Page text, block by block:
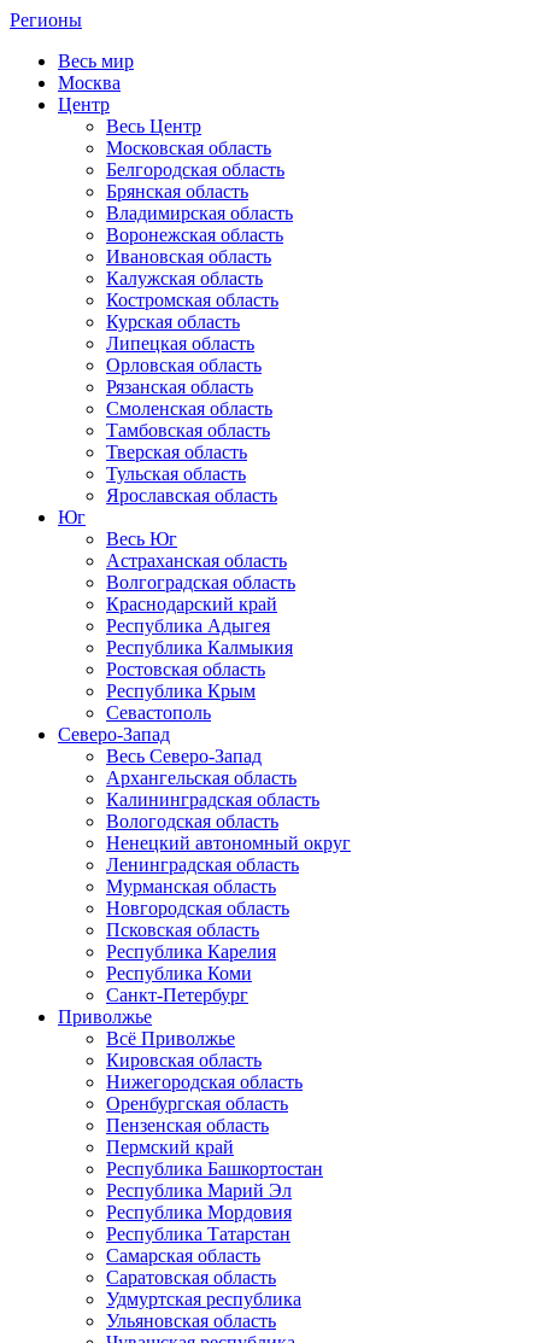
Регионы
Весь мир
Москва
Центр
Весь Центр
Московская область
Белгородская область
Брянская область
Владимирская область
Воронежская область
Ивановская область
Калужская область
Костромская область
Курская область
Липецкая область
Орловская область
Рязанская область
Смоленская область
Тамбовская область
Тверская область
Тульская область
Ярославская область
Юг
Весь Юг
Астраханская область
Волгоградская область
Краснодарский край
Республика Адыгея
Республика Калмыкия
Ростовская область
Республика Крым
Севастополь
Северо-Запад
Весь Северо-Запад
Архангельская область
Калининградская область
Вологодская область
Ненецкий автономный округ
Ленинградская область
Мурманская область
Новгородская область
Псковская область
Республика Карелия
Республика Коми
Санкт-Петербург
Приволжье
Всё Приволжье
Кировская область
Нижегородская область
Оренбургская область
Пензенская область
Пермский край
Республика Башкортостан
Республика Марий Эл
Республика Мордовия
Республика Татарстан
Самарская область
Саратовская область
Удмуртская республика
Ульяновская область